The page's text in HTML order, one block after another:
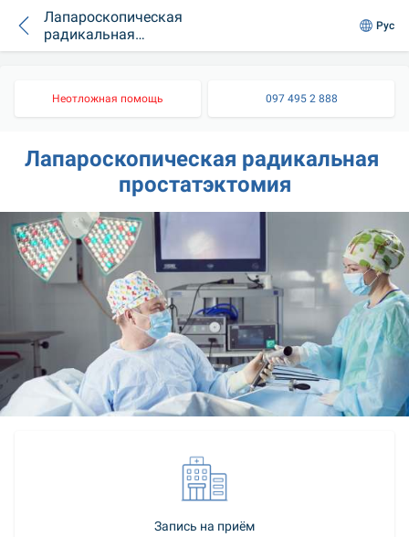
Лапароскопическая
радикальная
простатэктомия
Рус
Неотложная помощь 097 495 2 888
Лапароскопическая радикальная
простатэктомия
Запись на приём